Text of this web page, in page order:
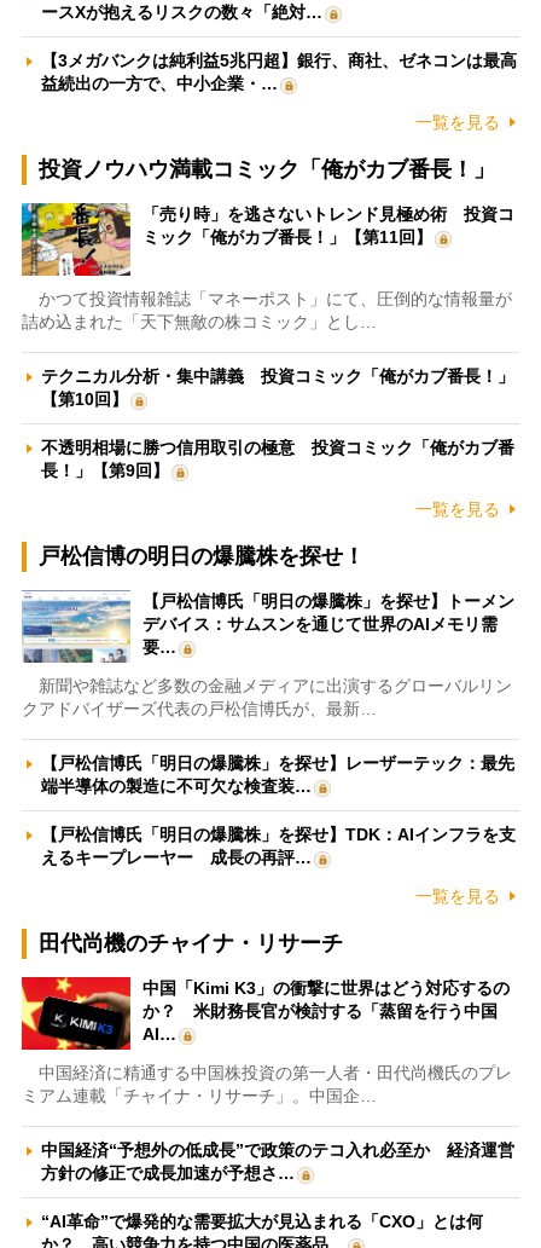
ースXが抱えるリスクの数々「絶対…
【3メガバンクは純利益5兆円超】銀行、商社、ゼネコンは最高
益続出の一方で、中小企業・…
一覧を見る
投資ノウハウ満載コミック「俺がカブ番長！」
「売り時」を逃さないトレンド見極め術 投資コ
ミック「俺がカブ番長！」【第11回】
かつて投資情報雑誌「マネーポスト」にて、圧倒的な情報量が
詰め込まれた「天下無敵の株コミック」とし…
テクニカル分析・集中講義 投資コミック「俺がカブ番長！」
【第10回】
不透明相場に勝つ信用取引の極意 投資コミック「俺がカブ番
長！」【第9回】
一覧を見る
戸松信博の明日の爆騰株を探せ！
【戸松信博氏「明日の爆騰株」を探せ】トーメン
デバイス：サムスンを通じて世界のAIメモリ需
要…
新聞や雑誌など多数の金融メディアに出演するグローバルリン
クアドバイザーズ代表の戸松信博氏が、最新…
【戸松信博氏「明日の爆騰株」を探せ】レーザーテック：最先
端半導体の製造に不可欠な検査装…
【戸松信博氏「明日の爆騰株」を探せ】TDK：AIインフラを支
えるキープレーヤー 成長の再評…
一覧を見る
田代尚機のチャイナ・リサーチ
中国「Kimi K3」の衝撃に世界はどう対応するの
か？ 米財務長官が検討する「蒸留を行う中国
AI…
中国経済に精通する中国株投資の第一人者・田代尚機氏のプレ
ミアム連載「チャイナ・リサーチ」。中国企…
中国経済“予想外の低成長”で政策のテコ入れ必至か 経済運営
方針の修正で成長加速が予想さ…
“AI革命”で爆発的な需要拡大が見込まれる「CXO」とは何